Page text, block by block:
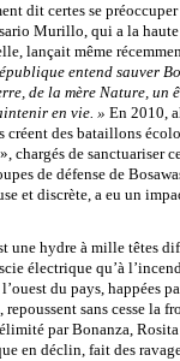
dit certes se
Murillo, qui a la
lançait même
entend sauver
de la mère Nature,
en vie. » En 2010,
créent des bataillons
chargés de sanctuariser
de défense de
et discrète, a eu un
une hydre à mille têtes
électrique qu’à
du pays, happées
sans cesse la
par Bonanza,
en déclin, fait des